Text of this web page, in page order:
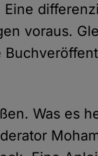
voraus.
Was es